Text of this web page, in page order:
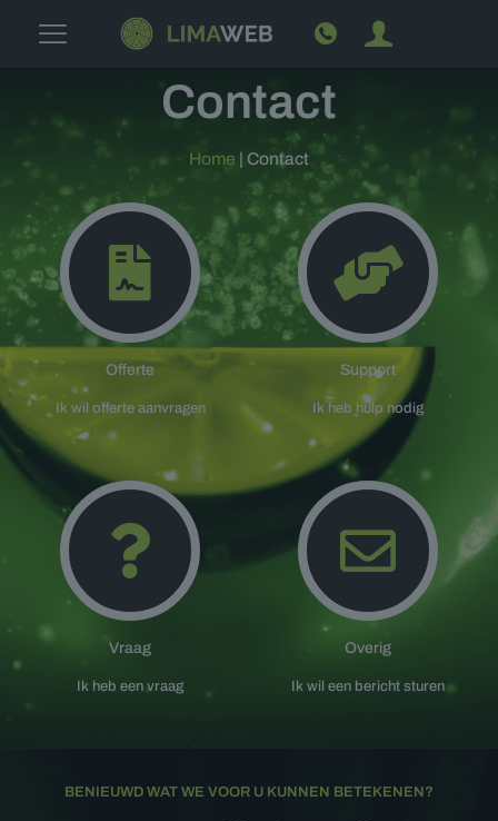
Contact
Home | Contact
Offerte
Ik wil offerte aanvragen
Support
Ik heb hulp nodig
Vraag
Ik heb een vraag
Overig
Ik wil een bericht sturen
BENIEUWD WAT WE VOOR U KUNNEN BETEKENEN?